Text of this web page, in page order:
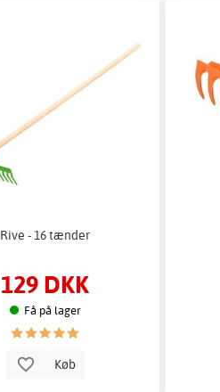
Rive - 16 tænder
129 DKK
Få på lager
Køb